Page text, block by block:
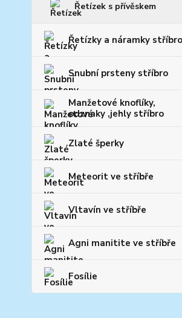
Řetízek s přívěskem
Řetízky a náramky stříbro
Snubní prsteny stříbro
Manžetové knoflíky,
odznaky ,jehly stříbro
Zlaté šperky
Meteorit ve stříbře
Vltavín ve stříbře
Agni manitite ve stříbře
Fosílie